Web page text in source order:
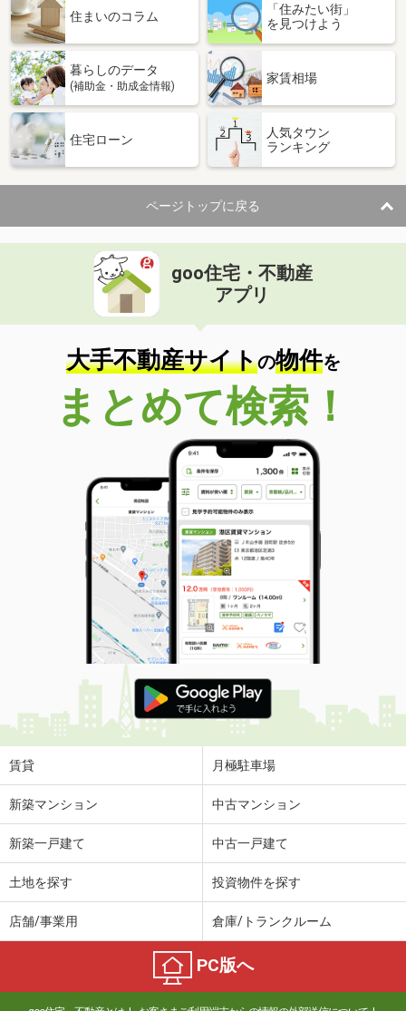
住まいのコラム
「住みたい街」
を見つけよう
暮らしのデータ
(補助金・助成金情報)
家賃相場
住宅ローン
人気タウン
ランキング
ページトップに戻る
goo住宅・不動産
アプリ
大手不動産サイトの物件を
まとめて検索！
賃貸 月極駐車場
新築マンション 中古マンション
新築一戸建て 中古一戸建て
土地を探す 投資物件を探す
店舗/事業用 倉庫/トランクルーム
PC版へ